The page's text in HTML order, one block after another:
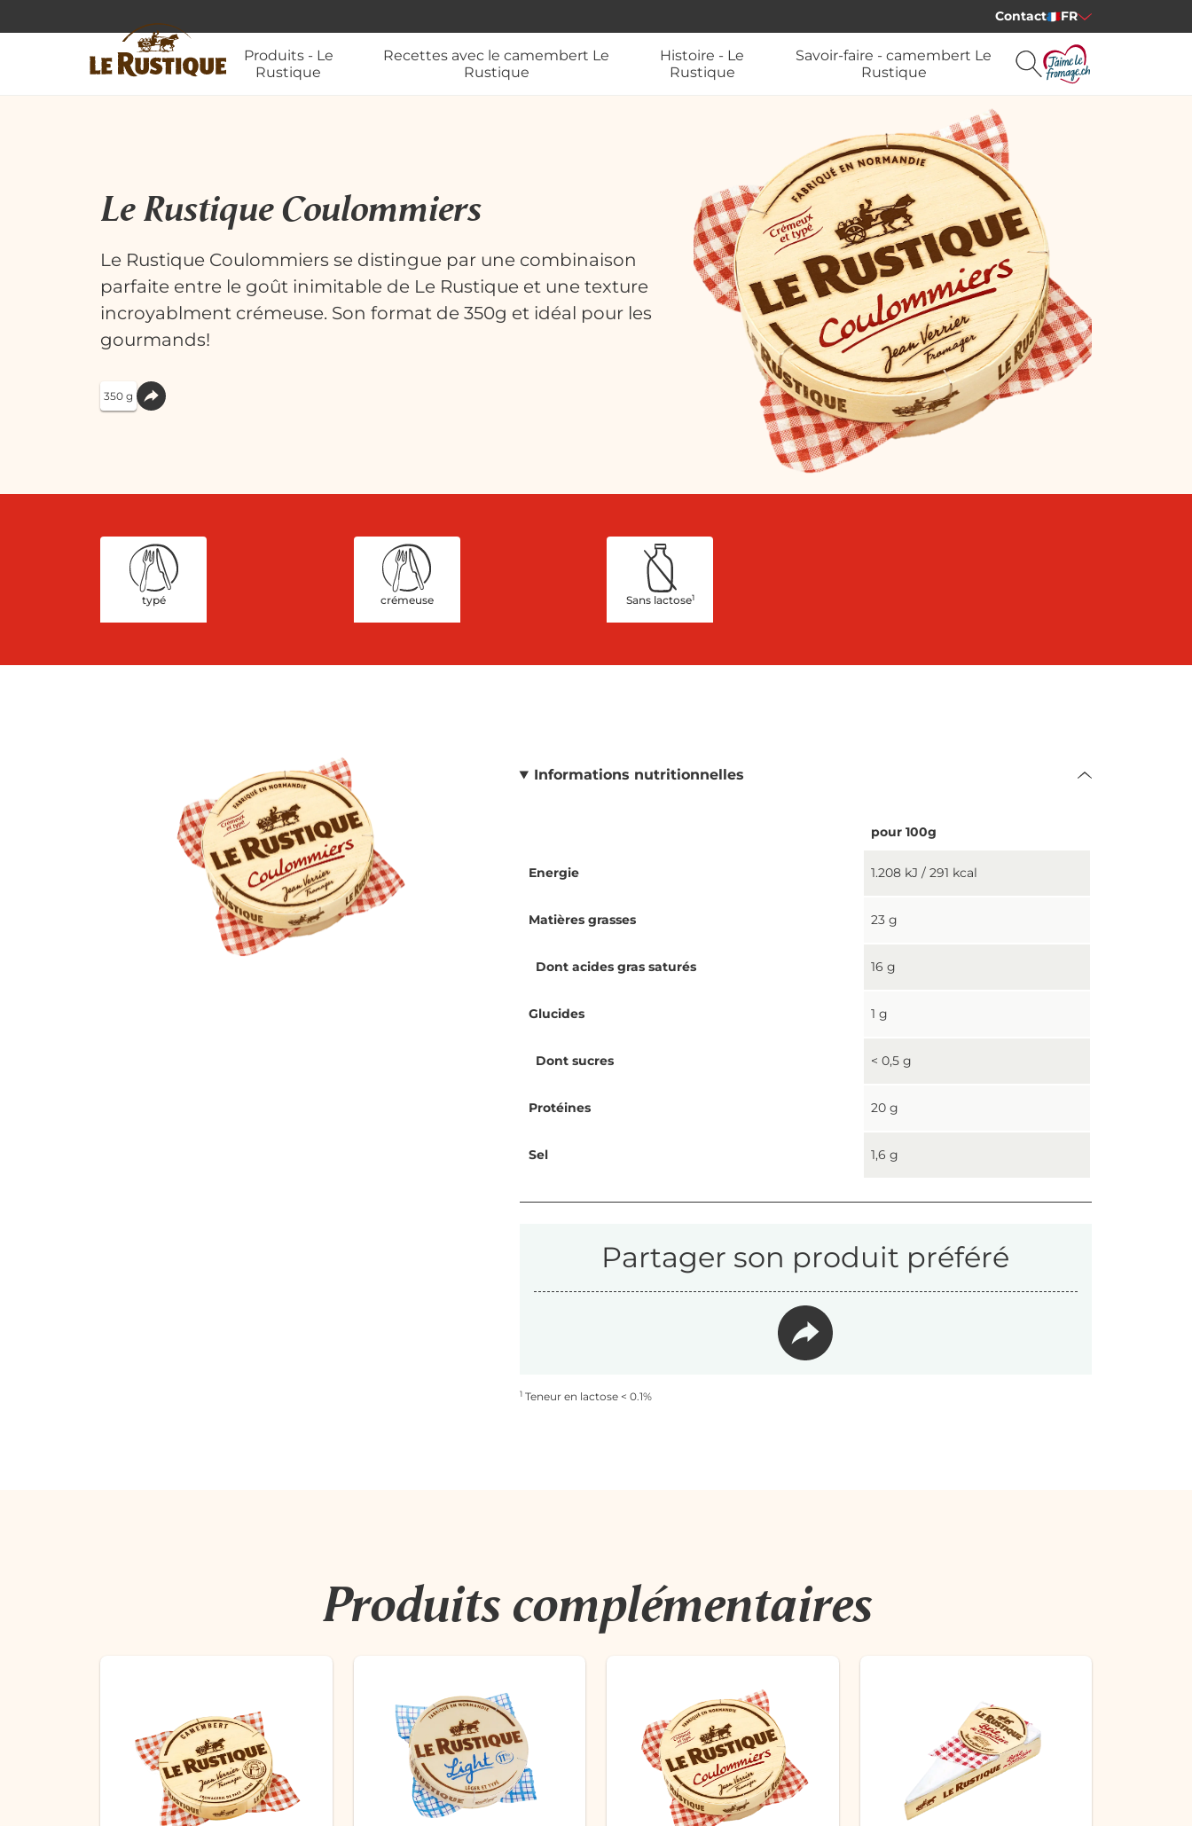
Contact FR
Produits - Le
Rustique
Recettes avec le camembert Le
Rustique
Histoire - Le
Rustique
Savoir-faire - camembert Le
Rustique
Le Rustique Coulommiers
Le Rustique Coulommiers se distingue par une combinaison
parfaite entre le goût inimitable de Le Rustique et une texture
incroyablment crémeuse. Son format de 350g et idéal pour les
gourmands!
350 g
typé crémeuse Sans lactose1
Informations nutritionnelles
pour 100g
Energie 1.208 kJ / 291 kcal
Matières grasses 23 g
Dont acides gras saturés 16 g
Glucides 1 g
Dont sucres < 0,5 g
Protéines 20 g
Sel 1,6 g
Partager son produit préféré
1Teneur en lactose < 0.1%
Produits complémentaires